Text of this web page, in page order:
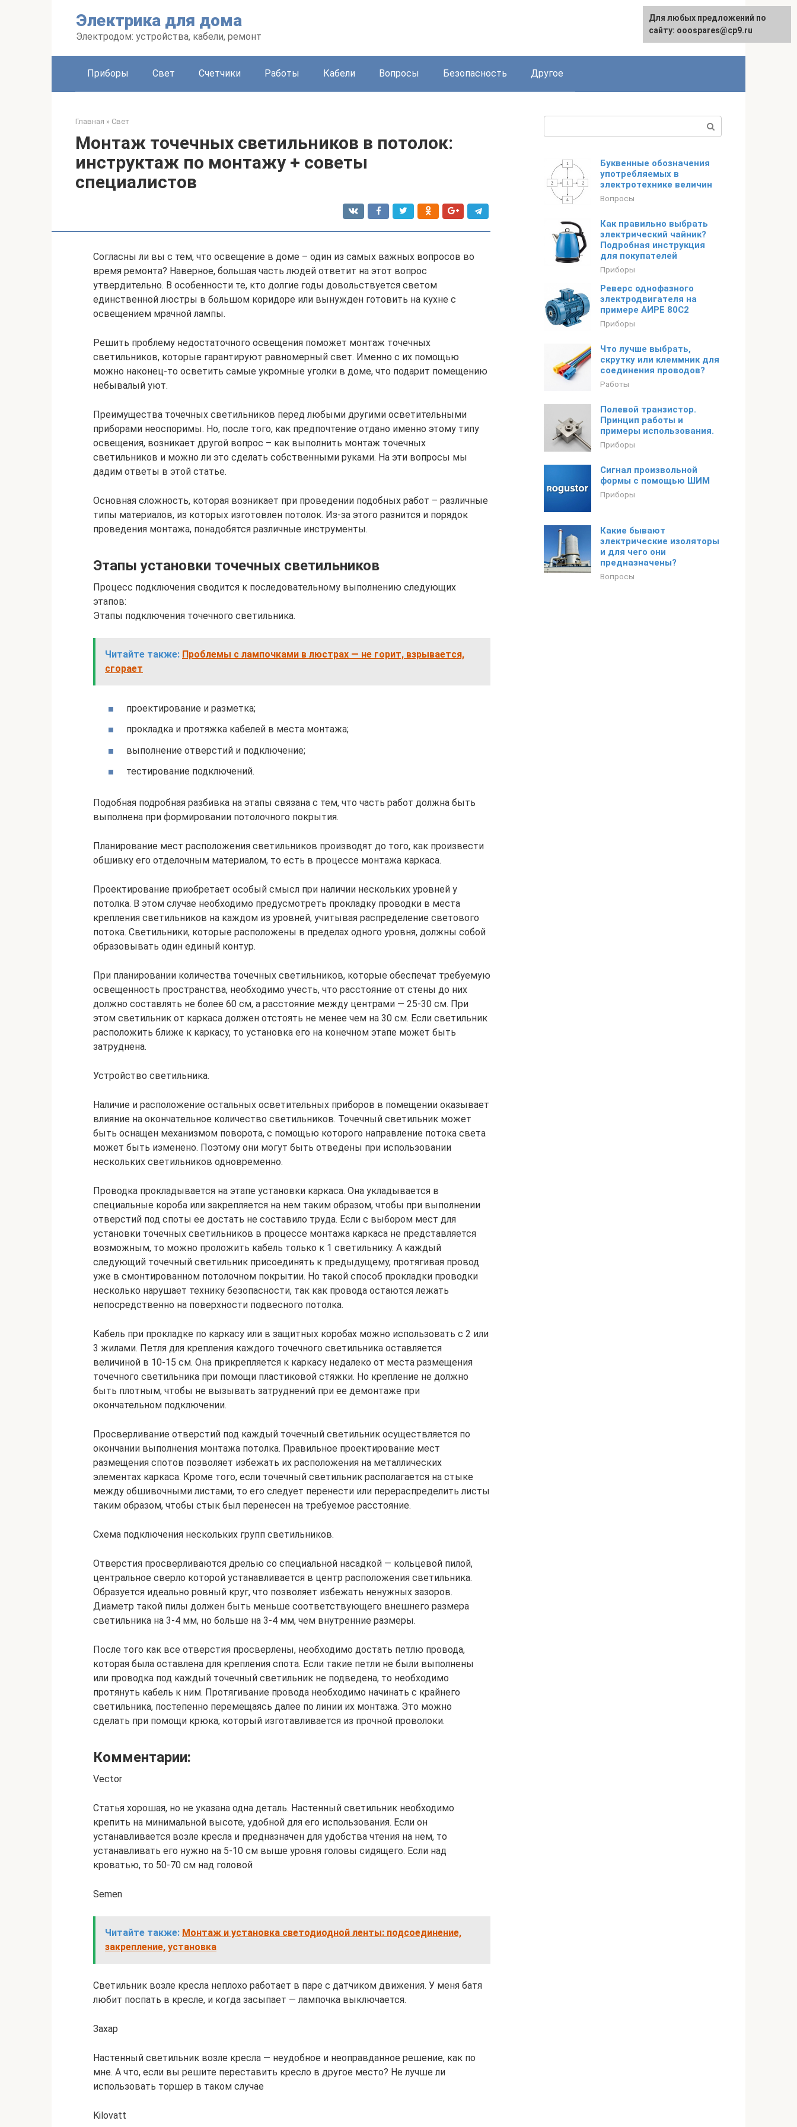
Электрика для дома
Электродом: устройства, кабели, ремонт
English
Приборы Свет Счетчики Работы Кабели Вопросы Безопасность Другое
Главная » Свет
Монтаж точечных светильников в потолок:
инструктаж по монтажу + советы
специалистов
Согласны ли вы с тем, что освещение в доме – один из самых важных вопросов во
время ремонта? Наверное, большая часть людей ответит на этот вопрос
утвердительно. В особенности те, кто долгие годы довольствуется светом
единственной люстры в большом коридоре или вынужден готовить на кухне с
освещением мрачной лампы.
Решить проблему недостаточного освещения поможет монтаж точечных
светильников, которые гарантируют равномерный свет. Именно с их помощью
можно наконец-то осветить самые укромные уголки в доме, что подарит помещению
небывалый уют.
Преимущества точечных светильников перед любыми другими осветительными
приборами неоспоримы. Но, после того, как предпочтение отдано именно этому типу
освещения, возникает другой вопрос – как выполнить монтаж точечных
светильников и можно ли это сделать собственными руками. На эти вопросы мы
дадим ответы в этой статье.
Основная сложность, которая возникает при проведении подобных работ – различные
типы материалов, из которых изготовлен потолок. Из-за этого разнится и порядок
проведения монтажа, понадобятся различные инструменты.
Этапы установки точечных светильников
Процесс подключения сводится к последовательному выполнению следующих
этапов:
Этапы подключения точечного светильника.
Читайте также: Проблемы с лампочками в люстрах — не горит, взрывается,
сгорает
проектирование и разметка;
прокладка и протяжка кабелей в места монтажа;
выполнение отверстий и подключение;
тестирование подключений.
Подобная подробная разбивка на этапы связана с тем, что часть работ должна быть
выполнена при формировании потолочного покрытия.
Планирование мест расположения светильников производят до того, как произвести
обшивку его отделочным материалом, то есть в процессе монтажа каркаса.
Проектирование приобретает особый смысл при наличии нескольких уровней у
потолка. В этом случае необходимо предусмотреть прокладку проводки в места
крепления светильников на каждом из уровней, учитывая распределение светового
потока. Светильники, которые расположены в пределах одного уровня, должны собой
образовывать один единый контур.
При планировании количества точечных светильников, которые обеспечат требуемую
освещенность пространства, необходимо учесть, что расстояние от стены до них
должно составлять не более 60 см, а расстояние между центрами — 25-30 см. При
этом светильник от каркаса должен отстоять не менее чем на 30 см. Если светильник
расположить ближе к каркасу, то установка его на конечном этапе может быть
затруднена.
Устройство светильника.
Наличие и расположение остальных осветительных приборов в помещении оказывает
влияние на окончательное количество светильников. Точечный светильник может
быть оснащен механизмом поворота, с помощью которого направление потока света
может быть изменено. Поэтому они могут быть отведены при использовании
нескольких светильников одновременно.
Проводка прокладывается на этапе установки каркаса. Она укладывается в
специальные короба или закрепляется на нем таким образом, чтобы при выполнении
отверстий под споты ее достать не составило труда. Если с выбором мест для
установки точечных светильников в процессе монтажа каркаса не представляется
возможным, то можно проложить кабель только к 1 светильнику. А каждый
следующий точечный светильник присоединять к предыдущему, протягивая провод
уже в смонтированном потолочном покрытии. Но такой способ прокладки проводки
несколько нарушает технику безопасности, так как провода остаются лежать
непосредственно на поверхности подвесного потолка.
Кабель при прокладке по каркасу или в защитных коробах можно использовать с 2 или
3 жилами. Петля для крепления каждого точечного светильника оставляется
величиной в 10-15 см. Она прикрепляется к каркасу недалеко от места размещения
точечного светильника при помощи пластиковой стяжки. Но крепление не должно
быть плотным, чтобы не вызывать затруднений при ее демонтаже при
окончательном подключении.
Просверливание отверстий под каждый точечный светильник осуществляется по
окончании выполнения монтажа потолка. Правильное проектирование мест
размещения спотов позволяет избежать их расположения на металлических
элементах каркаса. Кроме того, если точечный светильник располагается на стыке
между обшивочными листами, то его следует перенести или перераспределить листы
таким образом, чтобы стык был перенесен на требуемое расстояние.
Схема подключения нескольких групп светильников.
Отверстия просверливаются дрелью со специальной насадкой — кольцевой пилой,
центральное сверло которой устанавливается в центр расположения светильника.
Образуется идеально ровный круг, что позволяет избежать ненужных зазоров.
Диаметр такой пилы должен быть меньше соответствующего внешнего размера
светильника на 3-4 мм, но больше на 3-4 мм, чем внутренние размеры.
После того как все отверстия просверлены, необходимо достать петлю провода,
которая была оставлена для крепления спота. Если такие петли не были выполнены
или проводка под каждый точечный светильник не подведена, то необходимо
протянуть кабель к ним. Протягивание провода необходимо начинать с крайнего
светильника, постепенно перемещаясь далее по линии их монтажа. Это можно
сделать при помощи крюка, который изготавливается из прочной проволоки.
Комментарии:
Vector
Статья хорошая, но не указана одна деталь. Настенный светильник необходимо
крепить на минимальной высоте, удобной для его использования. Если он
устанавливается возле кресла и предназначен для удобства чтения на нем, то
устанавливать его нужно на 5-10 см выше уровня головы сидящего. Если над
кроватью, то 50-70 см над головой
Semen
Читайте также: Монтаж и установка светодиодной ленты: подсоединение,
закрепление, установка
Светильник возле кресла неплохо работает в паре с датчиком движения. У меня батя
любит поспать в кресле, и когда засыпает — лампочка выключается.
Захар
Настенный светильник возле кресла — неудобное и неоправданное решение, как по
мне. А что, если вы решите переставить кресло в другое место? Не лучше ли
использовать торшер в таком случае
Kilovatt
Буквенные обозначения
употребляемых в
электротехнике величин
Вопросы
Как правильно выбрать
электрический чайник?
Подробная инструкция
для покупателей
Приборы
Реверс однофазного
электродвигателя на
примере АИРЕ 80С2
Приборы
Что лучше выбрать,
скрутку или клеммник для
соединения проводов?
Работы
Полевой транзистор.
Принцип работы и
примеры использования.
Приборы
Сигнал произвольной
формы с помощью ШИМ
Приборы
Какие бывают
электрические изоляторы
и для чего они
предназначены?
Вопросы
Для любых предложений по
сайту: ooospares@cp9.ru